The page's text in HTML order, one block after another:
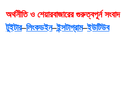
অর্থনীতিও শেয়ারবাজারের গুরুত্বপূর্ন সংবাদ
টুইটার–লিংকডইন–ইন্সটাগ্রাম–ইউটিউব